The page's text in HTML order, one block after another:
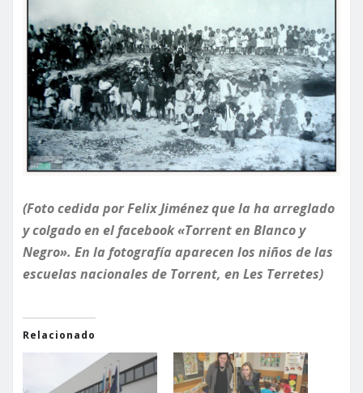
(Foto cedida por Felix Jiménez que la ha arreglado
y colgado en el facebook «Torrent en Blanco y
Negro». En la fotografía aparecen los niños de las
escuelas nacionales de Torrent, en Les Terretes)
Relacionado